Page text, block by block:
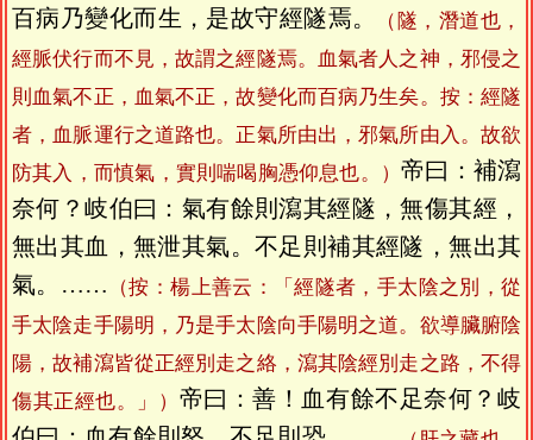
百病乃變化而生，是故守經隧焉。
（隧，潛道也，
經脈伏行而不見，故謂之經隧焉。血氣者人之神，邪侵之
則血氣不正，血氣不正，故變化而百病乃生矣。按：經隧
者，血脈運行之道路也。正氣所由出，邪氣所由入。故欲
防其入，而慎氣，實則喘喝胸憑仰息也。）帝曰：補瀉
奈何？岐伯曰：氣有餘則瀉其經隧，無傷其經，
無出其血，無泄其氣。不足則補其經隧，無出其
氣。…… （按：楊上善云：「經隧者，手太陰之別，從
手太陰走手陽明，乃是手太陰向手陽明之道。欲導臟腑陰
陽，故補瀉皆從正經別走之絡，瀉其陰經別走之路，不得
傷其正經也。」） 帝曰：善！血有餘不足奈何？岐